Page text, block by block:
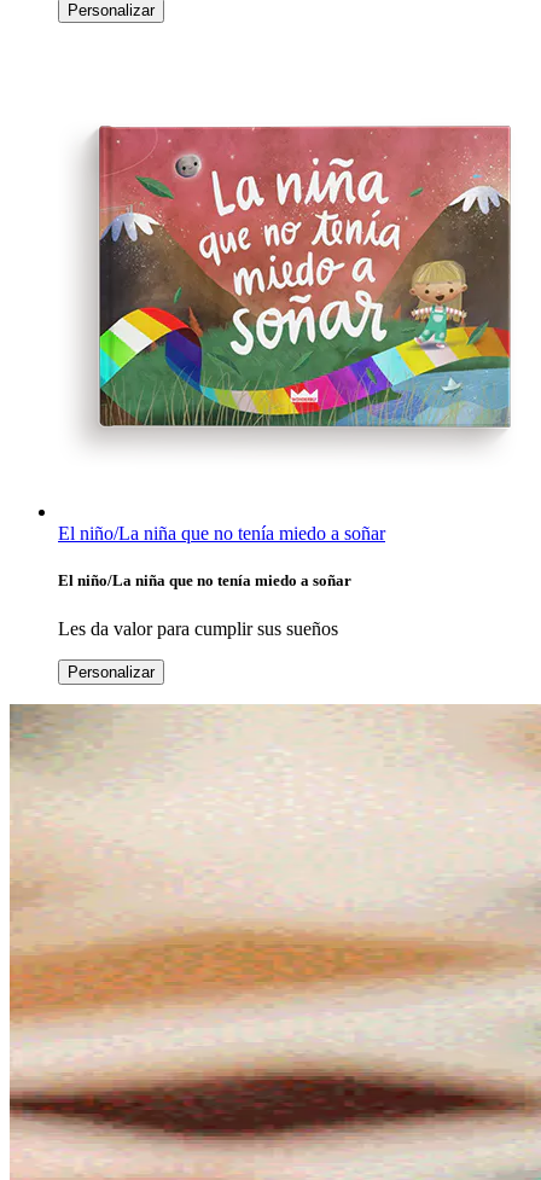
Personalizar
El niño/La niña que no tenía miedo a soñar
El niño/La niña que no tenía miedo a soñar
Les da valor para cumplir sus sueños
Personalizar